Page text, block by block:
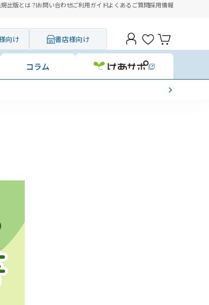
出版とは？お問い合わせご利用ガイドよくあるご質問採用情報
向け 書店様向け
コラム